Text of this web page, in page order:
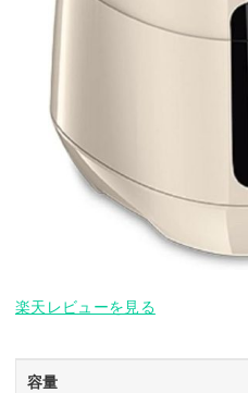
楽天レビューを見る
容量